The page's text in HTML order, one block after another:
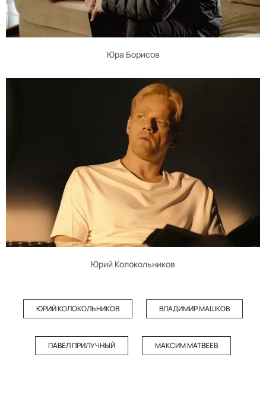
Юра Борисов
Юрий Колокольников
ЮРИЙ КОЛОКОЛЬНИКОВ ВЛАДИМИР МАШКОВ
ПАВЕЛ ПРИЛУЧНЫЙ МАКСИМ МАТВЕЕВ